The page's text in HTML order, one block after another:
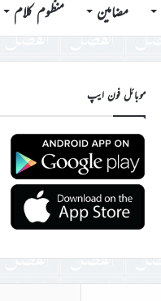
مضامین منظوم کلام
موبائل فون ایپ